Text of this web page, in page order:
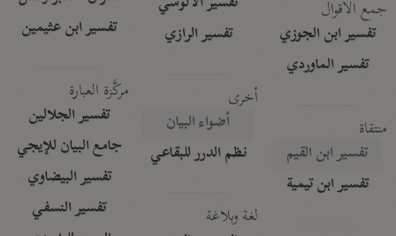
جمع الأقوال
تفسير ابن الجوزي
تفسير الماوردي
منتقاة
تفسير ابن القيم
تفسير ابن تيمية
تفسير الرازي
أخرى
أضواء البيان
نظم الدرر للبقاعي
لغة وبلاغة
تفسير ابن عثيمين
مركَّزة العبارة
تفسير الجلالين
جامع البيان للإيجي
تفسير البيضاوي
تفسير النسفي